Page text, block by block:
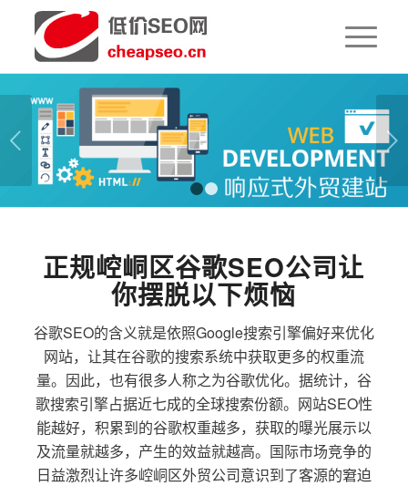
下一页
1 2
正规崆峒区谷歌SEO公司让
你摆脱以下烦恼
谷歌SEO的含义就是依照Google搜索引擎偏好来优化
网站，让其在谷歌的搜索系统中获取更多的权重流
量。因此，也有很多人称之为谷歌优化。据统计，谷
歌搜索引擎占据近七成的全球搜索份额。网站SEO性
能越好，积累到的谷歌权重越多，获取的曝光展示以
及流量就越多，产生的效益就越高。国际市场竞争的
日益激烈让许多崆峒区外贸公司意识到了客源的窘迫